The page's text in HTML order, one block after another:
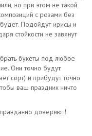
но при этом не такой
с розами без
Подойдут ирисы и
стойкости не завянут
букеты под любое
Они точно будут
сорт) и прибудут точно
ваш праздник ничто
доверяют!